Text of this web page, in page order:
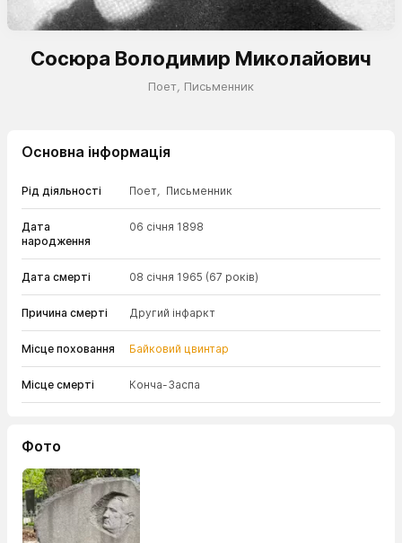
Сосюра Володимир Миколайович
Поет, Письменник
Основна інформація
Рід діяльності Поет, Письменник
Дата
народження
06 січня 1898
Дата смерті 08 січня 1965 (67 років)
Причина смерті Другий інфаркт
Місце поховання Байковий цвинтар
Місце смерті Конча-Заспа
Фото